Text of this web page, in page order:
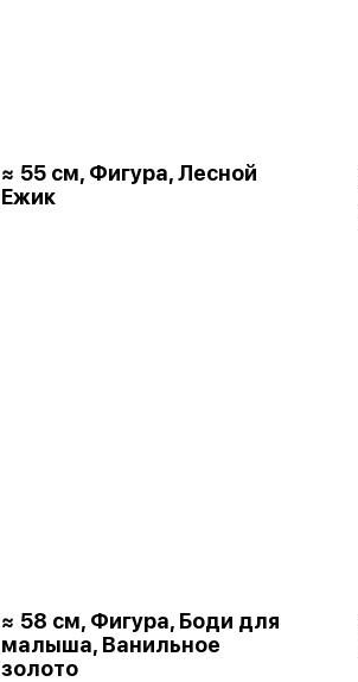
≈ 55 см, Фигура, Лесной
Ежик
≈ 58 см, Фигура, Боди для
малыша, Ванильное
золото